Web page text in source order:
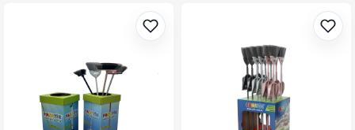
Adaugă la favorite